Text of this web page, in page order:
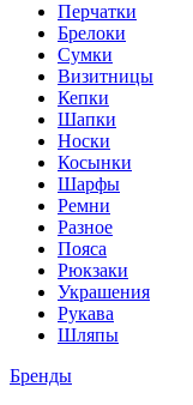
Перчатки
Брелоки
Сумки
Визитницы
Кепки
Шапки
Носки
Косынки
Шарфы
Ремни
Разное
Пояса
Рюкзаки
Украшения
Рукава
Шляпы
Бренды